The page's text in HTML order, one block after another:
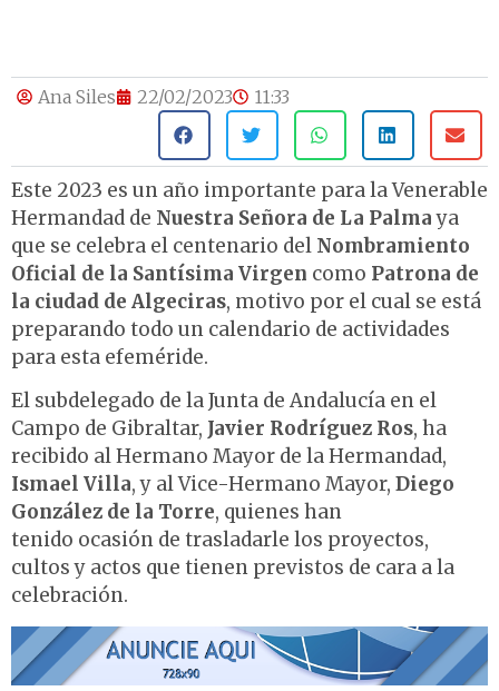
Ana Siles 22/02/2023 11:33
Este 2023 es un año importante para la Venerable
Hermandad de Nuestra Señora de La Palmaya
que se celebra el centenario del Nombramiento
Oficial de la Santísima Virgen como Patrona de
la ciudad de Algeciras, motivo por el cual se está
preparando todo un calendario de actividades
para esta efeméride.
El subdelegado de la Junta de Andalucía en el
Campo de Gibraltar, Javier Rodríguez Ros, ha
recibido al Hermano Mayor de la Hermandad,
Ismael Villa, y al Vice-Hermano Mayor, Diego
González de la Torre, quienes han
tenido ocasión de trasladarle los proyectos,
cultos y actos que tienen previstos de cara a la
celebración.